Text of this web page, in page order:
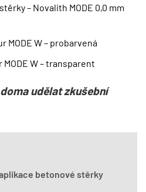
– Novalith MODE 0,0 mm
MODE W – probarvená
W – transparent
udělat zkušební
betonové stěrky